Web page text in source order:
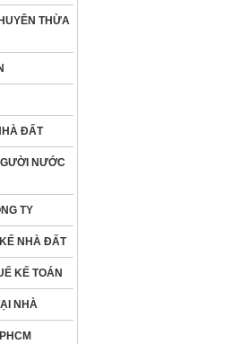
THỪA
ĐẤT
NƯỚC
TY
NHÀ ĐẤT
KẾ TOÁN
NHÀ